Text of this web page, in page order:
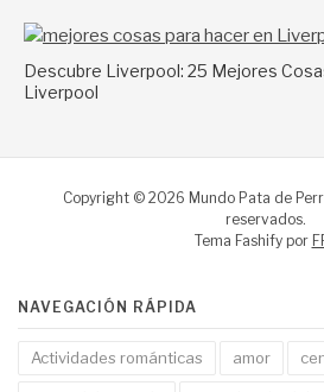
Descubre Liverpool: 25 Mejores
Liverpool
Copyright © 2026 Mundo Pata de
reservados.
Tema Fashify por
NAVEGACIÓN RÁPIDA
Actividades románticas amor